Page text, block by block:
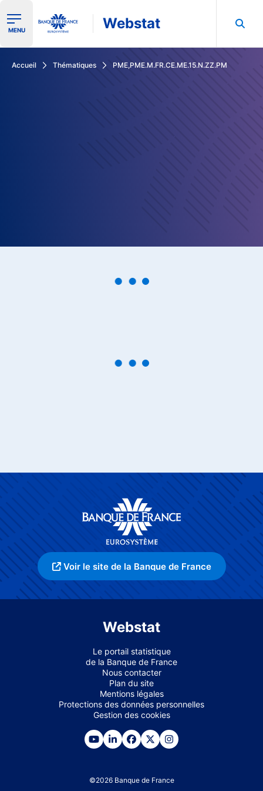
Ouvrir le menu de navigation
MENU Webstat
Accueil Thématiques PME,PME.M.FR.CE.ME.15.N.ZZ.PM
Voir le site de la Banque de France
Webstat
Le portail statistique
de la Banque de France
Nous contacter
Plan du site
Mentions légales
Protections des données personnelles
Gestion des cookies
©2026 Banque de France